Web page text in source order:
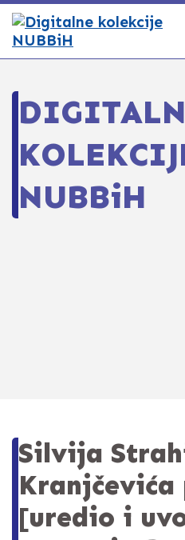
NUBBiH
Silvija
Kranjčevića
[uredio i